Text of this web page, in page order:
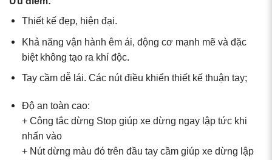
Thiết kế đẹp, hiện đại.
Khả năng vận hành êm ái, động cơ mạnh mẽ và đặc
biệt không tạo ra khí độc.
Tay cầm dễ lái. Các nút điều khiển thiết kế thuận tay;
Độ an toàn cao:
+ Công tắc dừng Stop giúp xe dừng ngay lập tức khi
nhấn vào
+ Nút dừng màu đó trên đầu tay cầm giúp xe dừng lập